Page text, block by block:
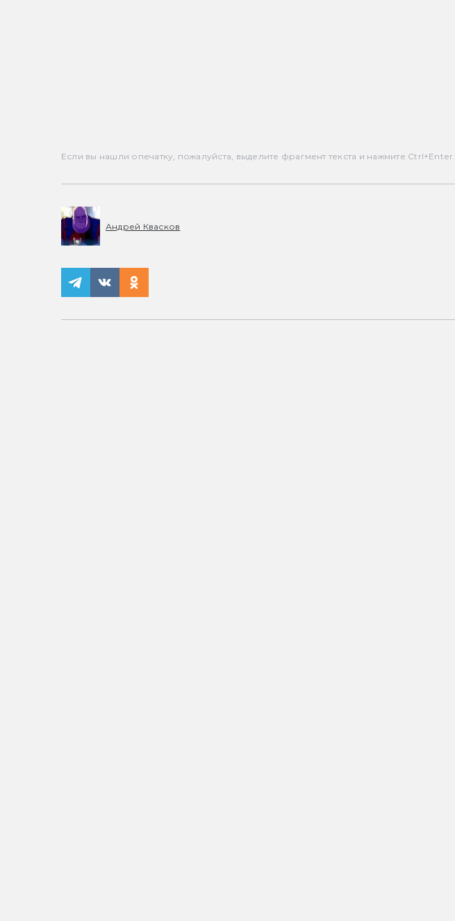
Если вы нашли опечатку, пожалуйста, выделите фрагмент текста и нажмите Ctrl+Enter.
Андрей Квасков